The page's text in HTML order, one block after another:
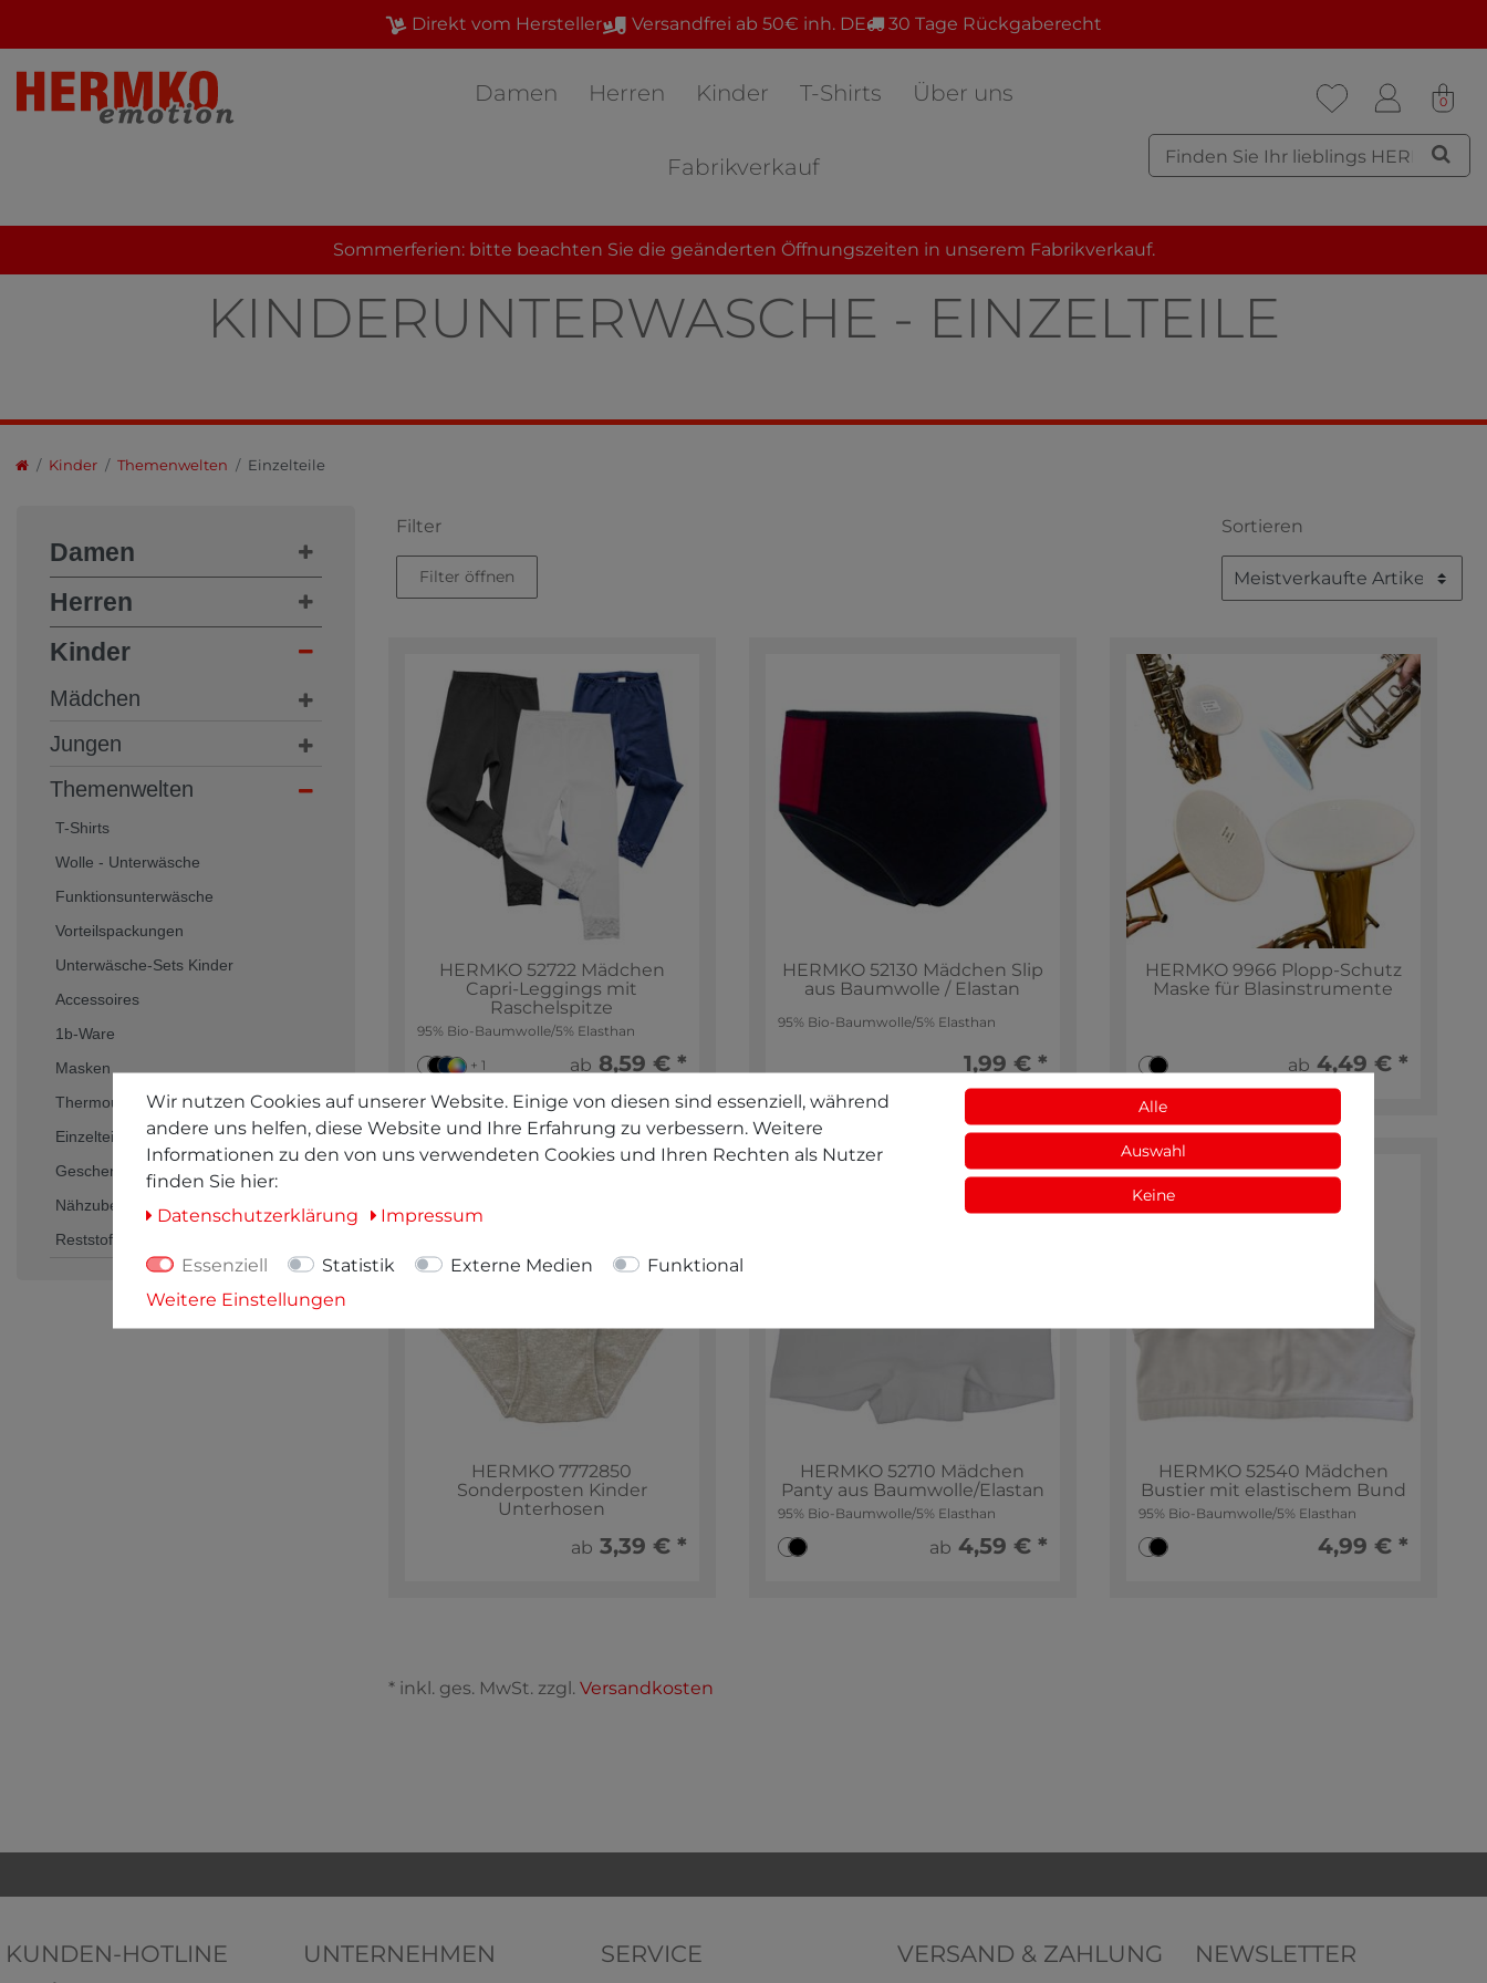
Direkt vom Hersteller Versandfrei ab 50€ inh. DE 30 Tage Rückgaberecht
Damen Herren Kinder T-Shirts Über uns
Fabrikverkauf
0
Sommerferien: bitte beachten Sie die geänderten Öffnungszeiten in unserem Fabrikverkauf.
KINDERUNTERWÄSCHE - EINZELTEILE
Kinder Themenwelten Einzelteile
Damen
Herren
Kinder
Mädchen
Jungen
Themenwelten
T-Shirts
Wolle - Unterwäsche
Funktionsunterwäsche
Vorteilspackungen
Unterwäsche-Sets Kinder
Accessoires
1b-Ware
Masken
Thermounterwäsche
Einzelteile
Geschenkgutscheine
Nähzubehör und Bastelbedarf
Reststoffe
Filter
Filter öffnen
Sortieren
HERMKO 52722 Mädchen
Capri-Leggings mit
Raschelspitze
95% Bio-Baumwolle/5% Elasthan
+ 1 ab 8,59 € *
HERMKO 52130 Mädchen Slip
aus Baumwolle / Elastan
95% Bio-Baumwolle/5% Elasthan
1,99 € *
HERMKO 9966 Plopp-Schutz
Maske für Blasinstrumente
ab 4,49 € *
HERMKO 7772850
Sonderposten Kinder
Unterhosen
ab 3,39 € *
HERMKO 52710 Mädchen
Panty aus Baumwolle/Elastan
95% Bio-Baumwolle/5% Elasthan
ab 4,59 € *
HERMKO 52540 Mädchen
Bustier mit elastischem Bund
95% Bio-Baumwolle/5% Elasthan
4,99 € *
* inkl. ges. MwSt. zzgl. Versandkosten
KUNDEN-HOTLINE UNTERNEHMEN SERVICE VERSAND & ZAHLUNG NEWSLETTER
Wir nutzen Cookies auf unserer Website. Einige von diesen sind essenziell, während
andere uns helfen, diese Website und Ihre Erfahrung zu verbessern. Weitere
Informationen zu den von uns verwendeten Cookies und Ihren Rechten als Nutzer
finden Sie hier:
Daten­schutz­erklärung
Impressum
Essenziell Statistik Externe Medien
Funktional
Weitere Einstellungen
Alle
Auswahl
Keine